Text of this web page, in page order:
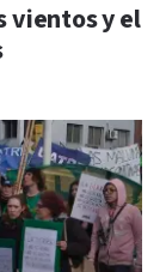
vientos y el